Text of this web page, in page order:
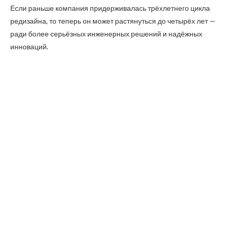
Если раньше компания придерживалась трёхлетнего цикла
редизайна, то теперь он может растянуться до четырёх лет —
ради более серьёзных инженерных решений и надёжных
инноваций.